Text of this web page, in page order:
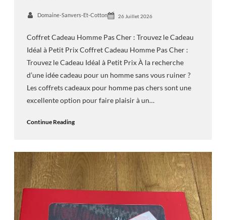
Domaine-Sanvers-Et-Cotton 26 Juillet 2026
Coffret Cadeau Homme Pas Cher : Trouvez le Cadeau
Idéal à Petit Prix Coffret Cadeau Homme Pas Cher :
Trouvez le Cadeau Idéal à Petit Prix À la recherche
d’une idée cadeau pour un homme sans vous ruiner ?
Les coffrets cadeaux pour homme pas chers sont une
excellente option pour faire plaisir à un…
Continue Reading